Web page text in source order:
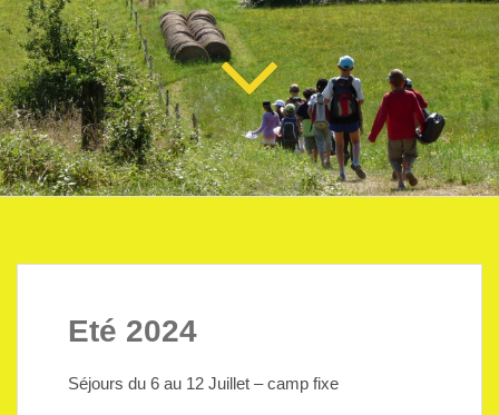
Eté 2024
Séjours du 6 au 12 Juillet – camp fixe